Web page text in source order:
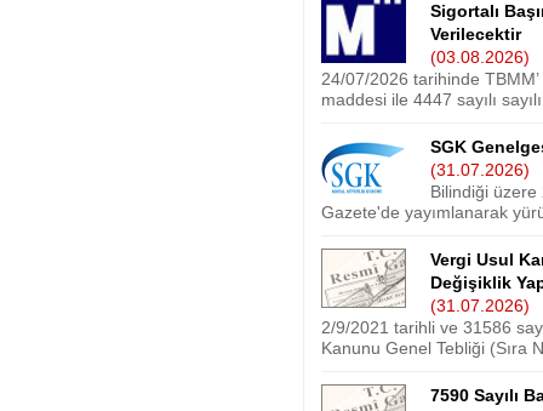
Sigortalı
Verilecektir
(03.08.2026)
24/07/2026 tarihinde
maddesi ile 4447 sayılı
SGK
(31.07.2026)
Bilindiği üzere
Gazete'de yayımlanarak
Vergi Usul
Değişiklik
(31.07.2026)
2/9/2021 tarihli ve 31586
Kanunu Genel Tebliği (Sıra
7590 Sayılı